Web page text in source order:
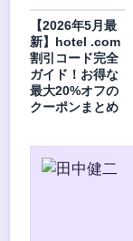
【2026年5月最
新】hotel .com
割引コード完全
ガイド！お得な
最大20%オフの
クーポンまとめ